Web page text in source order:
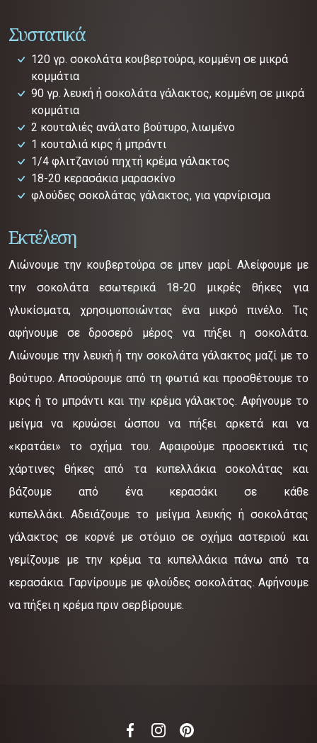
Συστατικά
120 γρ. σοκολάτα κουβερτούρα, κομμένη σε μικρά
κομμάτια
90 γρ. λευκή ή σοκολάτα γάλακτος, κομμένη σε μικρά
κομμάτια
2 κουταλιές ανάλατο βούτυρο, λιωμένο
1 κουταλιά κιρς ή μπράντι
1/4 φλιτζανιού πηχτή κρέμα γάλακτος
18-20 κερασάκια μαρασκίνο
φλούδες σοκολάτας γάλακτος, για γαρνίρισμα
Εκτέλεση
Λιώνουμε την κουβερτούρα σε μπεν μαρί. Αλείφουμε με
την σοκολάτα εσωτερικά 18-20 μικρές θήκες για
γλυκίσματα, χρησιμοποιώντας ένα μικρό πινέλο. Τις
αφήνουμε σε δροσερό μέρος να πήξει η σοκολάτα.
Λιώνουμε την λευκή ή την σοκολάτα γάλακτος μαζί με το
βούτυρο. Αποσύρουμε από τη φωτιά και προσθέτουμε το
κιρς ή το μπράντι και την κρέμα γάλακτος. Αφήνουμε το
μείγμα να κρυώσει ώσπου να πήξει αρκετά και να
«κρατάει» το σχήμα του. Αφαιρούμε προσεκτικά τις
χάρτινες θήκες από τα κυπελλάκια σοκολάτας και
βάζουμε από ένα κερασάκι σε κάθε
κυπελλάκι. Αδειάζουμε το μείγμα λευκής ή σοκολάτας
γάλακτος σε κορνέ με στόμιο σε σχήμα αστεριού και
γεμίζουμε με την κρέμα τα κυπελλάκια πάνω από τα
κερασάκια. Γαρνίρουμε με φλούδες σοκολάτας. Αφήνουμε
να πήξει η κρέμα πριν σερβίρουμε.